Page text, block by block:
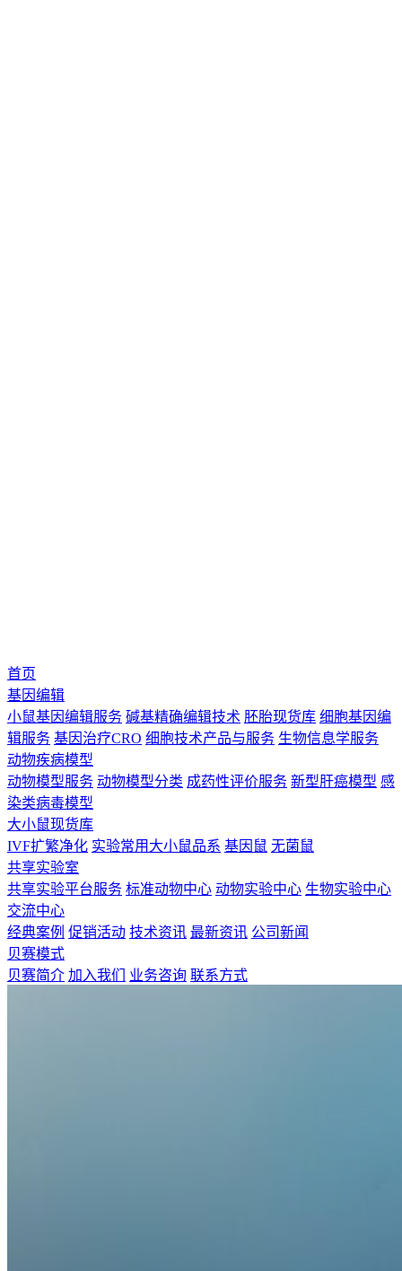
首页
基因编辑
小鼠基因编辑服务 碱基精确编辑技术 胚胎现货库 细胞基因编
辑服务 基因治疗CRO 细胞技术产品与服务 生物信息学服务
动物疾病模型
动物模型服务 动物模型分类 成药性评价服务 新型肝癌模型 感
染类病毒模型
大小鼠现货库
IVF扩繁净化 实验常用大小鼠品系 基因鼠 无菌鼠
共享实验室
共享实验平台服务 标准动物中心 动物实验中心 生物实验中心
交流中心
经典案例 促销活动 技术资讯 最新资讯 公司新闻
贝赛模式
贝赛简介 加入我们 业务咨询 联系方式